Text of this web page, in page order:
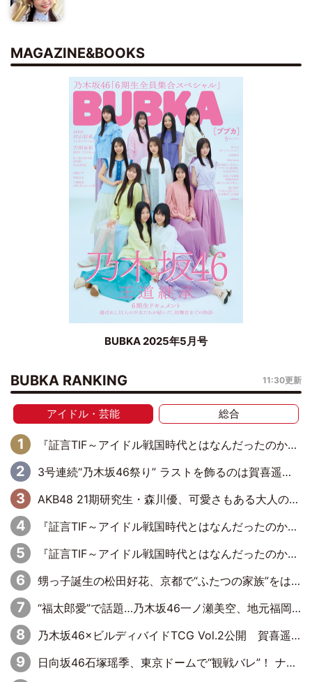
MAGAZINE&BOOKS
BUBKA 2025年5月号
BUBKA RANKING 11:30更新
アイドル・芸能 総合
『証言TIF～アイドル戦国時代とはなんだったのか～』第6回：でんぱ組.inc・古川未鈴×相沢梨紗「『ハロプロやりたかったな』って言ったら、夢眠ねむさんに『てめえはでんぱ組．incなんだよ！』って肩パンされて(笑)」
3号連続“乃木坂46祭り” ラストを飾るのは賀喜遥香…5年ぶりの登場に「5年分大人になった私を見ていただけたら」
AKB48 21期研究生・森川優、可愛さもある大人の女性に
『証言TIF～アイドル戦国時代とはなんだったのか～』第11回：私立恵比寿中学・真山りか×安本彩花「TIFで10年ぶりのキョンシーメイクをしたら、場を完全に引かせてしまって。時代が変わったんだなって」
『証言TIF～アイドル戦国時代とはなんだったのか～』第10回：さくら学院・武藤彩未×飯田らうら「正直、中3で辞めるというのを信じてなくて。そう言われてはいたけど、嘘でしょって」
甥っ子誕生の松田好花、京都で“ふたつの家族”をはしご！ “母”黒谷友香に見送られ、“父”松岡昌宏とはハシゴ酒
“福太郎愛”で話題…乃木坂46一ノ瀬美空、地元福岡『めんべい25周年トップサポーター』に就任
乃木坂46×ビルディバイドTCG Vol.2公開 賀喜遥香＆田村真佑が『京まふ』ステージに登壇
日向坂46石塚瑶季、東京ドームで“観戦バレ”！ ナイツ・塙も認めた「巨人に詳しすぎるアイドル」は元VENUSスクール生で杉内コーチ推し⁉